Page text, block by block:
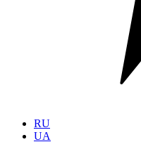
RU
UA